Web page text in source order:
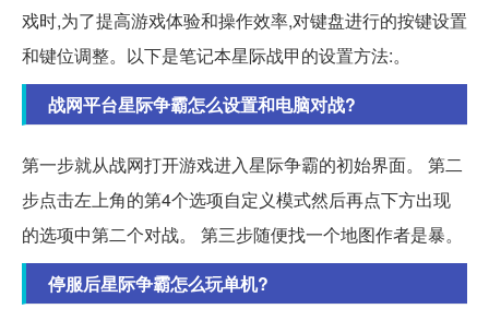
戏时,为了提高游戏体验和操作效率,对键盘进行的按键设置
和键位调整。以下是笔记本星际战甲的设置方法:。
战网平台星际争霸怎么设置和电脑对战?
第一步就从战网打开游戏进入星际争霸的初始界面。 第二
步点击左上角的第4个选项自定义模式然后再点下方出现
的选项中第二个对战。 第三步随便找一个地图作者是暴。
停服后星际争霸怎么玩单机?